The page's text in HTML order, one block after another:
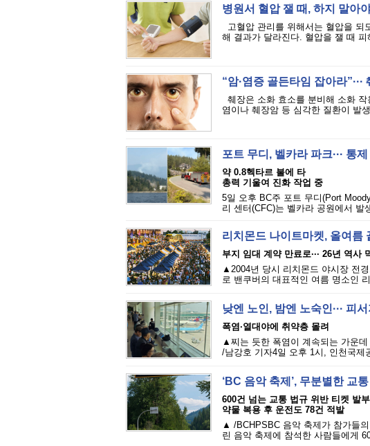
병원서 혈압 잴 때, 하지 말아
고혈압 관리를 위해서는 혈압을 되
해 결과가 달라진다. 혈압을 잴 때
“암·염증 골든타임 잡아라
췌장은 소화 효소를 분비해 소화
염이나 췌장암 등 심각한 질환이 발
포트 무디, 벨카라 파크··· 통
약 0.8헥타르 불에 타
총력 기울여 진화 작업 중
5일 오후 BC주 포트 무디(Port
리 센터(CFC)는 벨카라 공원에서
리치몬드 나이트마켓, 올여름
부지 임대 계약 만료로··· 26년 역사
▲2004년 당시 리치몬드 야시장 전
로 밴쿠버의 대표적인 여름 명소인
낮엔 노인, 밤엔 노숙인··· 피
폭염·열대야에 취약층 몰려
▲찌는 듯한 폭염이 계속되는 가운
/남강호 기자4일 오후 1시, 인천국제
‘BC 음악 축제’, 무분별한 교
600건 넘는 교통 법규 위반 티켓 발부
약물 복용 후 운전도 78건 적발
▲ /BCHPSBC 음악 축제가 참가들
린 음악 축제에 참석한 사람들에게